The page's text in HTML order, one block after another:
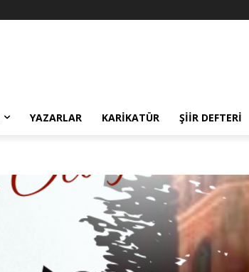
YAZARLAR KARIKATÜR ŞIIR DEFTERI